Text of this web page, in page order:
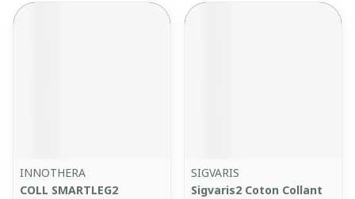
INNOTHERA
COLL SMARTLEG2
SIGVARIS
Sigvaris2 Coton Collant